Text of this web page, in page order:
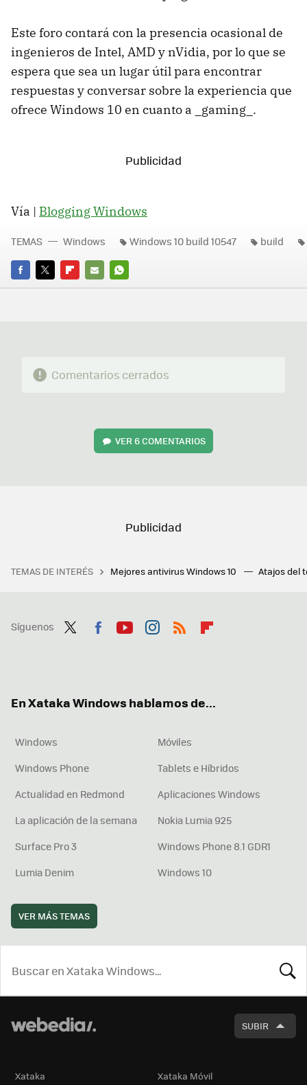
Este foro contará con la presencia ocasional de
ingenieros de Intel, AMD y nVidia, por lo que se
espera que sea un lugar útil para encontrar
respuestas y conversar sobre la experiencia que
ofrece Windows 10 en cuanto a _gaming_.
Vía | Blogging Windows
FACEBOOK
TWITTERFLIPBOARD
E-
WHATSAPP
TEMAS Windows Windows 10 build 10547 build
Comentarios cerrados
VER6 COMENTARIOS
TEMAS DE INTERÉS Mejores antivirus Windows 10 Atajos del
Síguenos
En Xataka Windows hablamos de...
Windows
Móviles
Windows Phone
Tablets e Híbridos
Actualidad en Redmond
Aplicaciones Windows
La aplicación de la semana
Nokia Lumia 925
Surface Pro 3
Windows Phone 8.1 GDR1
Lumia Denim
Windows 10
VER MÁS TEMAS
SUBIR
Xataka Xataka Móvil